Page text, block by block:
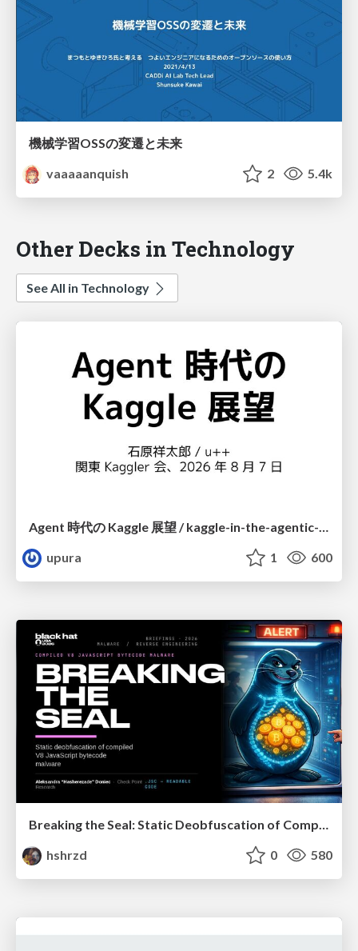
機械学習OSSの変遷と未来
vaaaaanquish
2 5.4k
Other Decks in Technology
See All in Technology
upura
1 600
Breaking the Seal: Static Deobfuscation of Compiled V8 JavaScript Bytecode Malware
hshrzd
0 580